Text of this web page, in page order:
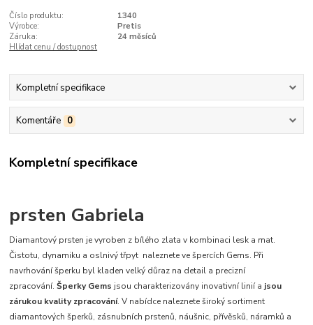
Číslo produktu:
1340
Výrobce:
Pretis
Záruka:
24 měsíců
Hlídat cenu / dostupnost
Kompletní specifikace
Komentáře 0
Kompletní specifikace
prsten Gabriela
Diamantový prsten je vyroben z bílého zlata v kombinaci lesk a mat.
Čistotu, dynamiku a oslnivý třpyt naleznete ve špercích Gems. Při
navrhování šperku byl kladen velký důraz na detail a precizní
zpracování.Šperky Gems jsou charakterizovány inovativní linií a jsou
zárukou kvality zpracování. V nabídce naleznete široký sortiment
diamantových šperků, zásnubních prstenů, náušnic, přívěsků, náramků a